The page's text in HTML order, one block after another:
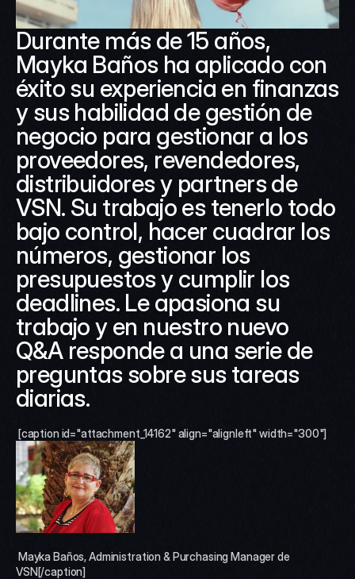
Durante más de 15 años,
Mayka Baños ha aplicado con
éxito su experiencia en finanzas
y sus habilidad de gestión de
negocio para gestionar a los
proveedores, revendedores,
distribuidores y partners de
VSN. Su trabajo es tenerlo todo
bajo control, hacer cuadrar los
números, gestionar los
presupuestos y cumplir los
deadlines. Le apasiona su
trabajo y en nuestro nuevo
Q&A responde a una serie de
preguntas sobre sus tareas
diarias.
[caption id="attachment_14162" align="alignleft" width="300"]
VSN[/caption]